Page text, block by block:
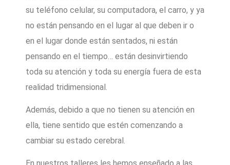
su teléfono celular, su computadora, el carro, y ya
no están pensando en el lugar al que deben ir o
en el lugar donde están sentados, ni están
pensando en el tiempo… están desinvirtiendo
toda su atención y toda su energía fuera de esta
realidad tridimensional.
Además, debido a que no tienen su atención en
ella, tiene sentido que estén comenzando a
cambiar su estado cerebral.